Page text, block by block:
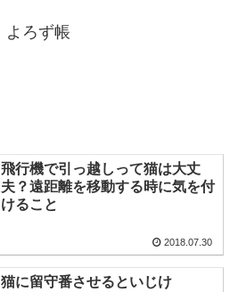
よろず帳
飛行機で引っ越しって猫は大丈
夫？遠距離を移動する時に気を付
けること
2018.07.30
猫に留守番させるといじけ